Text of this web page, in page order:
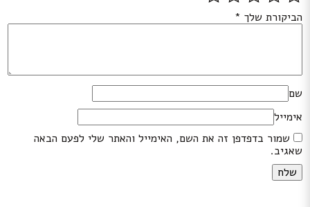
הביקורת שלך *
שם
אימייל
שמור בדפדפן זה את השם, האימייל והאתר שלי לפעם הבאה
שאגיב.